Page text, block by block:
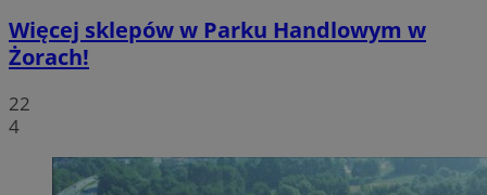
Więcej sklepów w Parku Handlowym w
Żorach!
22
4